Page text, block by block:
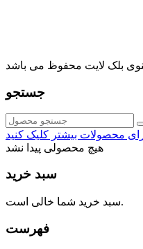
جستجو
هیچ محصولی پیدا نشد
سبد خرید
سبد خرید شما خالی است.
فهرست